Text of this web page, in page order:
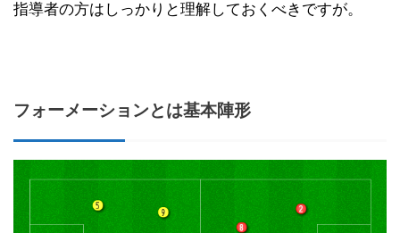
指導者の方はしっかりと理解しておくべきですが。
フォーメーションとは基本陣形